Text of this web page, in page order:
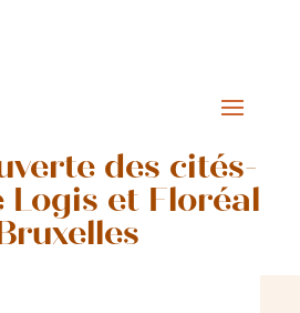
des cités-
Logis et Floréal